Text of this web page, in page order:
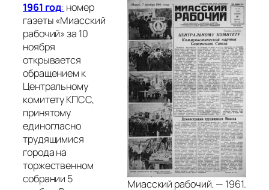
Миасский рабочий. — 1961.
1961 год: номер
газеты «Миасский
рабочий» за 10
ноября
открывается
обращением к
Центральному
комитету КПСС,
принятому
единогласно
трудящимися
города на
торжественном
собрании 5